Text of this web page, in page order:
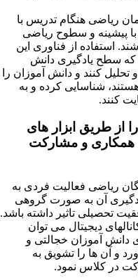
ریاضی هنگام تدریس با
با پیشینه و سطوح ریاضی
استفاده از فناوری این
که سطح یادگیری دانش
تحلیل کنند و دانش آموزان را
شناسایی کرده و به
کنند.
از طریق ابزار های
همکاری و مشارکت
ریاضی فعالیت فردی به
آن به صورت گروهی
تحصیلی تاثیر داشته باشد.
دیجیتال می توان
دانش آموزان خجالتی و
و آن ها را تشویق به
در کلاس نمود.